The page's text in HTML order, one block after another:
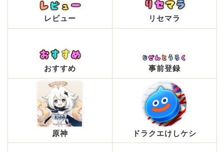
レビュー リセマラ
おすすめ 事前登録
原神 ドラクエけしケシ